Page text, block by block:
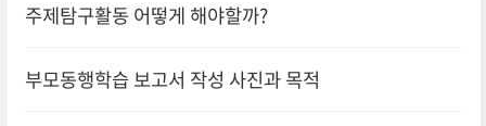
주제탐구활동 어떻게 해야할까?
부모동행학습 보고서 작성 사진과 목적